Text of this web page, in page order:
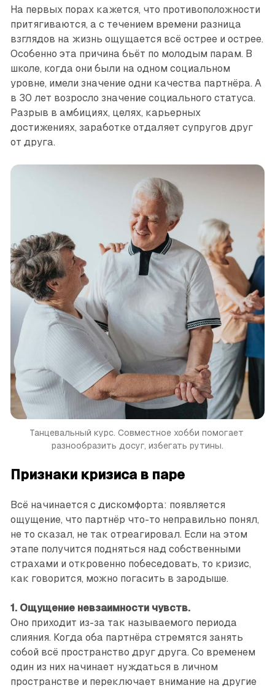
На первых порах кажется, что противоположности
притягиваются, а с течением времени разница
взглядов на жизнь ощущается всё острее и острее.
Особенно эта причина бьёт по молодым парам. В
школе, когда они были на одном социальном
уровне, имели значение одни качества партнёра. А
в 30 лет возросло значение социального статуса.
Разрыв в амбициях, целях, карьерных
достижениях, заработке отдаляет супругов друг
от друга.
Танцевальный курс. Совместное хобби помогает
разнообразить досуг, избегать рутины.
Признаки кризиса в паре
Всё начинается с дискомфорта: появляется
ощущение, что партнёр что-то неправильно понял,
не то сказал, не так отреагировал. Если на этом
этапе получится подняться над собственными
страхами и откровенно побеседовать, то кризис,
как говорится, можно погасить в зародыше.
1. Ощущение невзаимности чувств.
Оно приходит из-за так называемого периода
слияния. Когда оба партнёра стремятся занять
собой всё пространство друг друга. Со временем
один из них начинает нуждаться в личном
пространстве и переключает внимание на другие